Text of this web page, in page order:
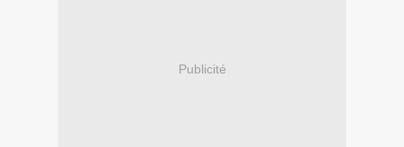
Publicité